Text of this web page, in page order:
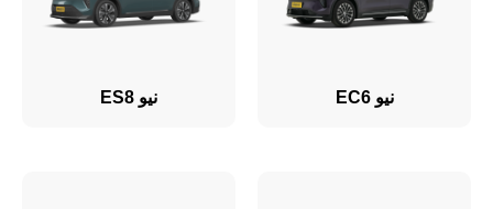
نيو EC6 نيو ES8